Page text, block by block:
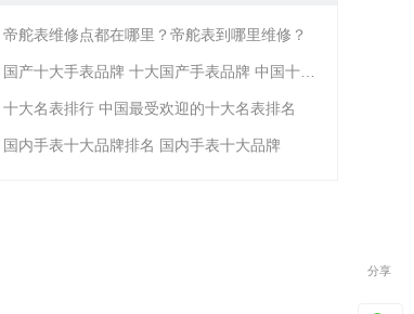
帝舵表维修点都在哪里？帝舵表到哪里维修？
十大名表排行 中国最受欢迎的十大名表排名
国内手表十大品牌排名 国内手表十大品牌
分享